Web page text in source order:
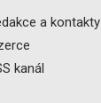
a kontakty
kanál